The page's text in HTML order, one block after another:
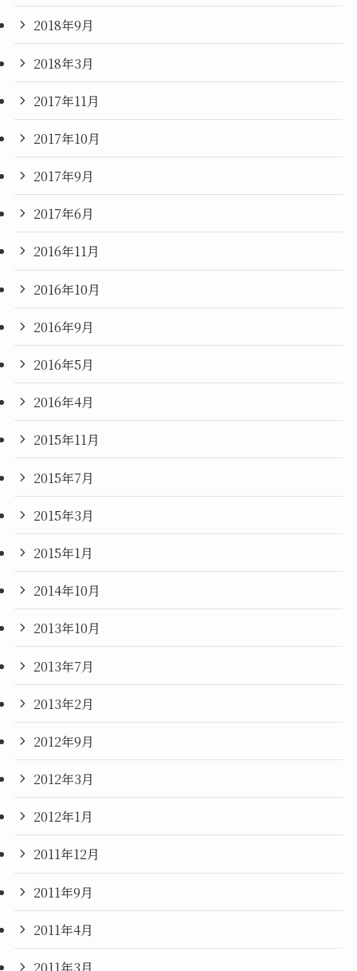
2018年9月
2018年3月
2017年11月
2017年10月
2017年9月
2017年6月
2016年11月
2016年10月
2016年9月
2016年5月
2016年4月
2015年11月
2015年7月
2015年3月
2015年1月
2014年10月
2013年10月
2013年7月
2013年2月
2012年9月
2012年3月
2012年1月
2011年12月
2011年9月
2011年4月
2011年3月